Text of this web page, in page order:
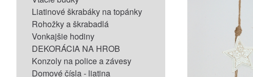
Liatinové škrabáky na topánky
Rohožky a škrabadlá
Vonkajšie hodiny
DEKORÁCIA NA HROB
Konzoly na police a závesy
Domové čísla - liatina